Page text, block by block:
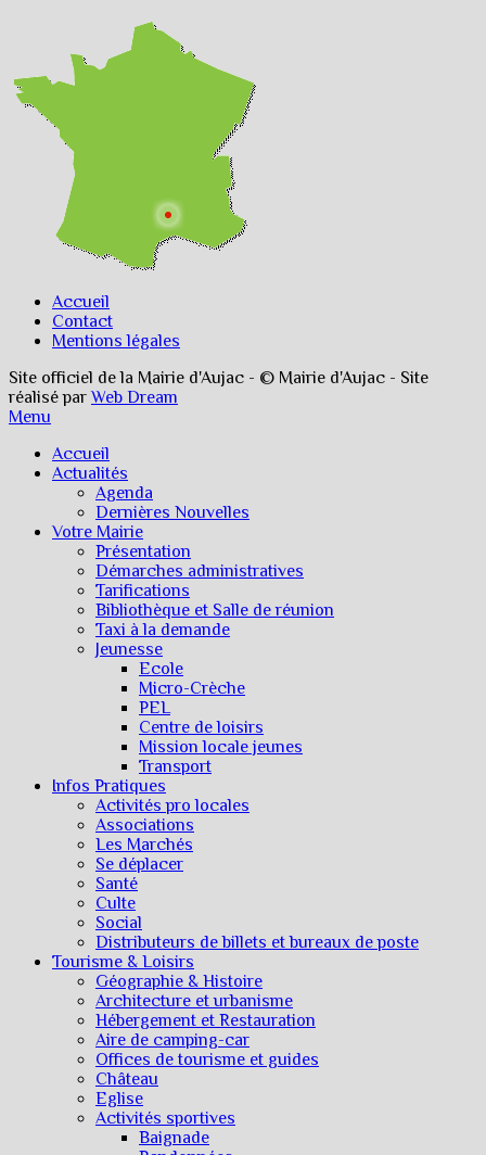
Accueil
Contact
Mentions légales
Site officiel de la Mairie d'Aujac - © Mairie d'Aujac - Site
réalisé parWeb Dream
Menu
Accueil
Actualités
Agenda
Dernières Nouvelles
Votre Mairie
Présentation
Démarches administratives
Tarifications
Bibliothèque et Salle de réunion
Taxi à la demande
Jeunesse
Ecole
Micro-Crèche
PEL
Centre de loisirs
Mission locale jeunes
Transport
Infos Pratiques
Activités pro locales
Associations
Les Marchés
Se déplacer
Santé
Culte
Social
Distributeurs de billets et bureaux de poste
Tourisme & Loisirs
Géographie & Histoire
Architecture et urbanisme
Hébergement et Restauration
Aire de camping-car
Offices de tourisme et guides
Château
Eglise
Activités sportives
Baignade